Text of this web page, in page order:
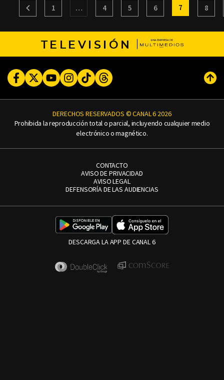
1 … 4 5 6 7 8
TELEVISIÓN
FacebookTwitterYoutubeInstagram
TikTokThreads
DERECHOS RESERVADOS © CANAL 6 2026
Prohibida la reproducción total o parcial, incluyendo cualquier medio
electrónico o magnético.
CONTACTO
AVISO DE PRIVACIDAD
AVISO LEGAL
DEFENSORÍA DE LAS AUDIENCIAS
DESCARGA LA APP DE CANAL 6